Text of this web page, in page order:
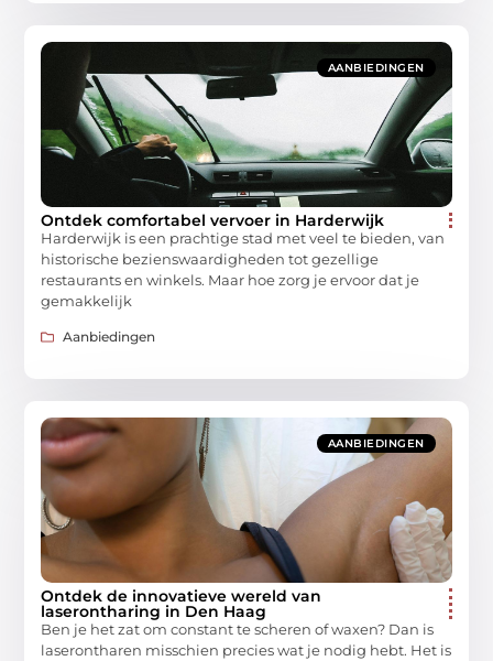
AANBIEDINGEN
Ontdek comfortabel vervoer in Harderwijk
Harderwijk is een prachtige stad met veel te bieden, van
historische bezienswaardigheden tot gezellige
restaurants en winkels. Maar hoe zorg je ervoor dat je
gemakkelijk
Aanbiedingen
AANBIEDINGEN
Ontdek de innovatieve wereld van
laserontharing in Den Haag
Ben je het zat om constant te scheren of waxen? Dan is
laserontharen misschien precies wat je nodig hebt. Het is